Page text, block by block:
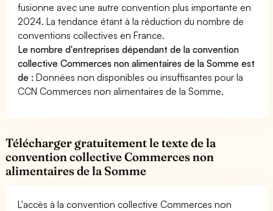
fusionne avec une autre convention plus importante en
2024. La tendance étant à la réduction du nombre de
conventions collectives en France.
Le nombre d'entreprises dépendant de la convention
collective Commerces non alimentaires de la Somme est
de :Données non disponibles ou insuffisantes pour la
CCN Commerces non alimentaires de la Somme.
Télécharger gratuitement le texte de la
convention collective Commerces non
alimentaires de la Somme
L'accès à la convention collective Commerces non